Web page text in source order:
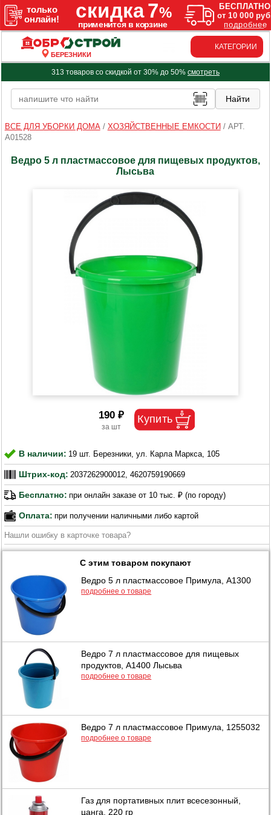
БЕРЕЗНИКИ
КАТЕГОРИИ
313 товаров со скидкой от 30% до 50% смотреть
ВСЕ ДЛЯ УБОРКИ ДОМА/ ХОЗЯЙСТВЕННЫЕ ЕМКОСТИ / АРТ.
A01528
Ведро 5 л пластмассовое для пищевых продуктов,
Лысьва
190 ₽
В наличии: 19 шт. Березники, ул. Карла Маркса, 105
Штрих-код: 2037262900012, 4620759190669
Бесплатно: при онлайн заказе от 10 тыс. ₽ (по городу)
Оплата: при получении наличными либо картой
Нашли ошибку в карточке товара?
С этим товаром покупают
Ведро 5 л пластмассовое Примула, А1300
подробнее о товаре
Ведро 7 л пластмассовое для пищевых
продуктов, А1400 Лысьва
подробнее о товаре
Ведро 7 л пластмассовое Примула, 1255032
подробнее о товаре
Газ для портативных плит всесезонный,
цанга, 220 гр